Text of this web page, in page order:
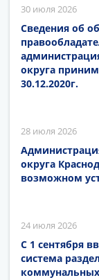
30 июля 2026
Сведения об
округа
30.12.2020г.
28 июля 2026
округа
возможном
24 июля 2026
С 1 сентября
система